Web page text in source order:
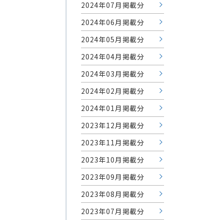
2024年07月掲載分
2024年06月掲載分
2024年05月掲載分
2024年04月掲載分
2024年03月掲載分
2024年02月掲載分
2024年01月掲載分
2023年12月掲載分
2023年11月掲載分
2023年10月掲載分
2023年09月掲載分
2023年08月掲載分
2023年07月掲載分